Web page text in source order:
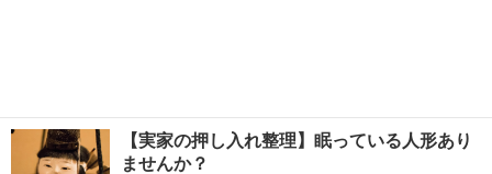
【実家の押し入れ整理】眠っている人形あり
ませんか？